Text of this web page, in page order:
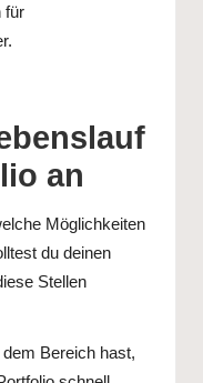
für
an
Möglichkeiten
du deinen
Stellen
Bereich hast,